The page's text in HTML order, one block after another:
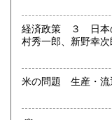
経済政策 ３ 日本の産業
村秀一郎、新野幸次